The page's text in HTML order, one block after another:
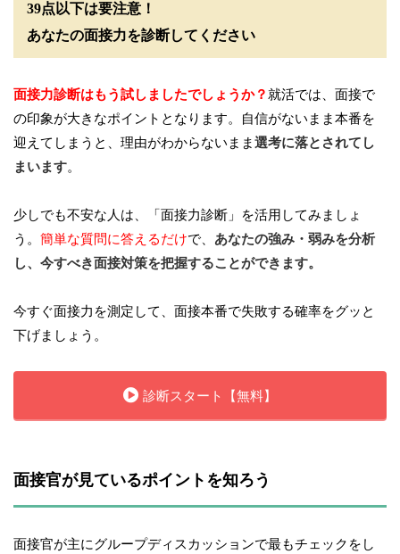
39点以下は要注意！
あなたの面接力を診断してください
面接力診断はもう試しましたでしょうか？就活では、面接で
の印象が大きなポイントとなります。自信がないまま本番を
迎えてしまうと、理由がわからないまま選考に落とされてし
まいます。
少しでも不安な人は、「面接力診断」を活用してみましょ
う。 簡単な質問に答えるだけで、 あなたの強み・弱みを分析
し、今すべき面接対策を把握することができます。
今すぐ面接力を測定して、面接本番で失敗する確率をグッと
下げましょう。
診断スタート【無料】
面接官が見ているポイントを知ろう
面接官が主にグループディスカッションで最もチェックをし